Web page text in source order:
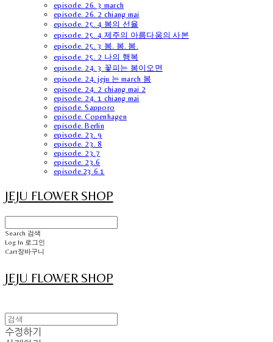
episode. 26. 3 march
episode. 26. 2 chiang mai
episode. 25. 4 봄의 선율
episode. 25. 4 제주의 아름다움의 사본
episode. 25. 3 봄. 봄. 봄.
episode. 25. 2 나의 행복
episode. 24. 3 꽃피는 봄이오면
episode. 24. jeju 는 march 봄
episode. 24. 2 chiang mai 2
episode. 24. 1 chiang mai
episode. Sapporo
episode. Copenhagen
episode. Berlin
episode. 23. 9
episode. 23. 8
episode. 23.7
episode. 23.6
episode.23.6.1
JEJU FLOWER SHOP
Search 검색
Log In 로그인
Cart장바구니
JEJU FLOWER SHOP
수정하기